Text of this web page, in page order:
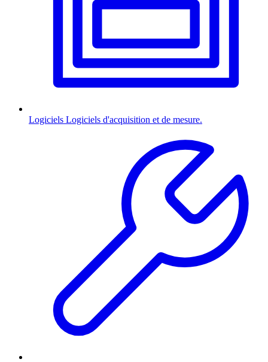
Logiciels Logiciels d'acquisition et de mesure.